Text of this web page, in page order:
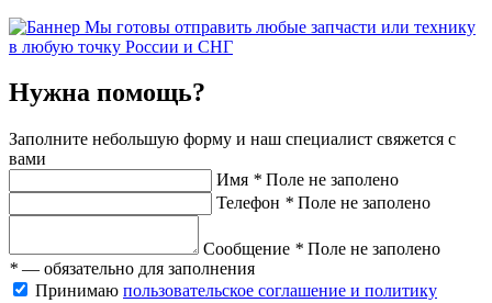
Мы готовы отправить любые запчасти или технику
в любую точку России и СНГ
Нужна помощь?
Заполните небольшую форму и наш специалист свяжется с
вами
Имя * Поле не заполено
Телефон * Поле не заполено
Сообщение * Поле не заполено
* — обязательно для заполнения
Принимаю пользовательское соглашение и политику